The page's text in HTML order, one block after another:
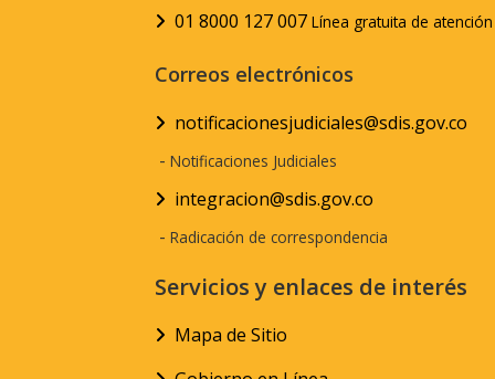
01 8000 127 007 Línea gratuita de
Correos electrónicos
notificacionesjudiciales@sdis.gov.co
- Notificaciones Judiciales
integracion@sdis.gov.co
- Radicación de correspondencia
Servicios y enlaces de interés
Mapa de Sitio